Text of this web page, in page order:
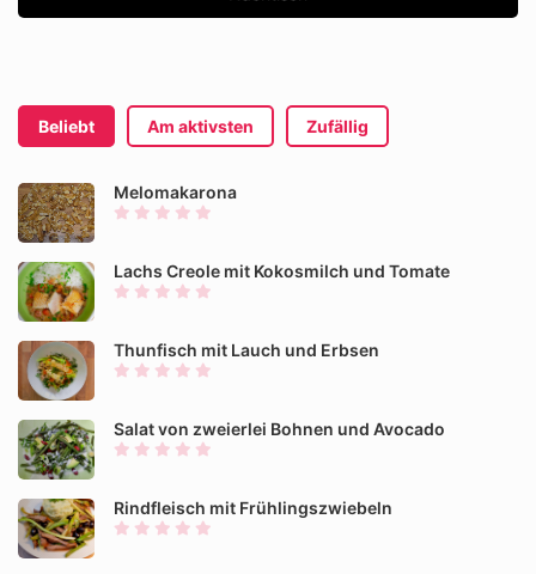
Beliebt Am aktivsten Zufällig
Melomakarona
Lachs Creole mit Kokosmilch und Tomate
Thunfisch mit Lauch und Erbsen
Salat von zweierlei Bohnen und Avocado
Rindfleisch mit Frühlingszwiebeln